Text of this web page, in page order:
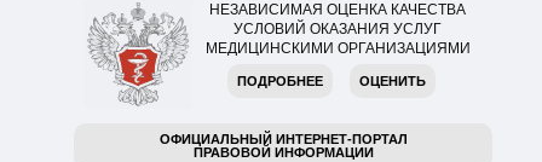
НЕЗАВИСИМАЯ ОЦЕНКА КАЧЕСТВА
УСЛОВИЙ ОКАЗАНИЯ УСЛУГ
МЕДИЦИНСКИМИ ОРГАНИЗАЦИЯМИ
ПОДРОБНЕЕ ОЦЕНИТЬ
ОФИЦИАЛЬНЫЙ ИНТЕРНЕТ-ПОРТАЛ
ПРАВОВОЙ ИНФОРМАЦИИ